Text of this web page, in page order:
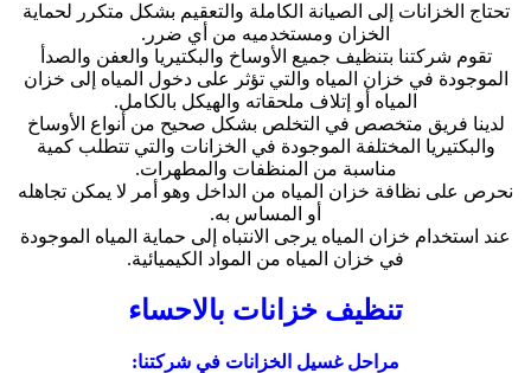
تحتاج الخزانات إلى الصيانة الكاملة والتعقيم بشكل متكرر لحماية
الخزان ومستخدميه من أي ضرر.
تقوم شركتنا بتنظيف جميع الأوساخ والبكتيريا والعفن والصدأ
الموجودة في خزان المياه والتي تؤثر على دخول المياه إلى خزان
المياه أو إتلاف ملحقاته والهيكل بالكامل.
لدينا فريق متخصص في التخلص بشكل صحيح من أنواع الأوساخ
والبكتيريا المختلفة الموجودة في الخزانات والتي تتطلب كمية
مناسبة من المنظفات والمطهرات.
نحرص على نظافة خزان المياه من الداخل وهو أمر لا يمكن تجاهله
أو المساس به.
عند استخدام خزان المياه يرجى الانتباه إلى حماية المياه الموجودة
في خزان المياه من المواد الكيميائية.
تنظيف خزانات بالاحساء
مراحل غسيل الخزانات في شركتنا: